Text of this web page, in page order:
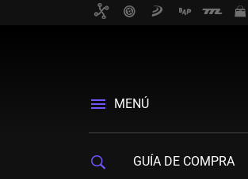
MENÚ
GUÍA DE COMPRA